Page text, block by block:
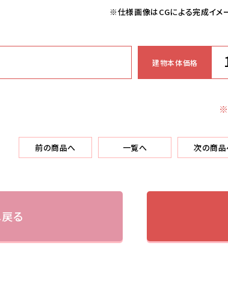
※仕様画像はCGによる完成イメ
建物本体価格
※
前の商品へ 一覧へ 次の商品
る